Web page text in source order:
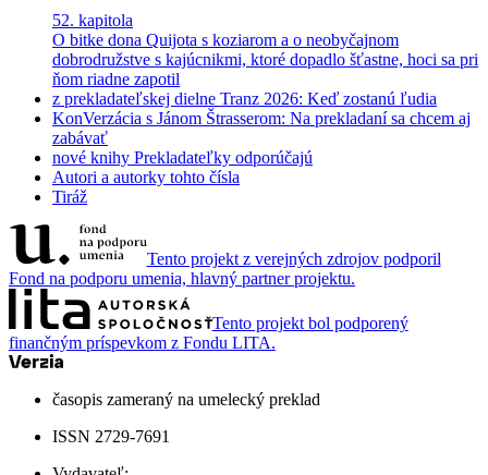
52. kapitola
O bitke dona Quijota s koziarom a o neobyčajnom
dobrodružstve s kajúcnikmi, ktoré dopadlo šťastne, hoci sa pri
ňom riadne zapotil
z prekladateľskej dielne Tranz 2026: Keď zostanú ľudia
KonVerzácia s Jánom Štrasserom: Na prekladaní sa chcem aj
zabávať
nové knihy Prekladateľky odporúčajú
Autori a autorky tohto čísla
Tiráž
Tento projekt z verejných zdrojov podporil
Fond na podporu umenia, hlavný partner projektu.
Tento projekt bol podporený
finančným príspevkom z Fondu LITA.
časopis zameraný na umelecký preklad
ISSN 2729-7691